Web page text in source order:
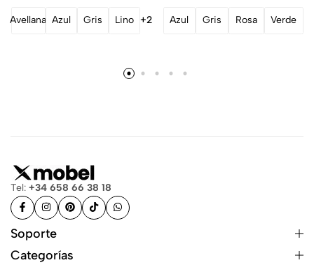
Avellana Azul Gris Lino +2 Azul Gris Rosa Verde
Tel: +34 658 66 38 18
Soporte
Categorías